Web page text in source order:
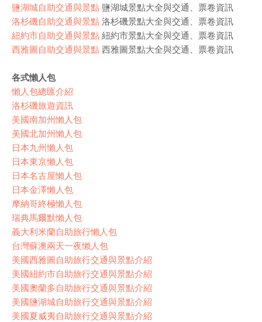
鹽湖城自助交通與景點 鹽湖城景點大全與交通、票卷資訊
洛杉磯自助交通與景點 洛杉磯景點大全與交通、票卷資訊
紐約市自助交通與景點 紐約市景點大全與交通、票卷資訊
西雅圖自助交通與景點 西雅圖景點大全與交通、票卷資訊
各式懶人包
懶人包總匯介紹
洛杉磯旅遊資訊
美國南加州懶人包
美國北加州懶人包
日本九州懶人包
日本東京懶人包
日本名古屋懶人包
日本金澤懶人包
摩納哥終極懶人包
瑞典馬爾默懶人包
義大利米蘭自助旅行懶人包
台灣蘇澳兩天一夜懶人包
美國西雅圖自助旅行交通與景點介紹
美國紐約市自助旅行交通與景點介紹
美國奧蘭多自助旅行交通與景點介紹
美國鹽湖城自助旅行交通與景點介紹
美國夏威夷自助旅行交通與景點介紹